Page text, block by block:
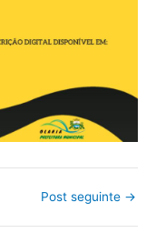
Post seguinte →